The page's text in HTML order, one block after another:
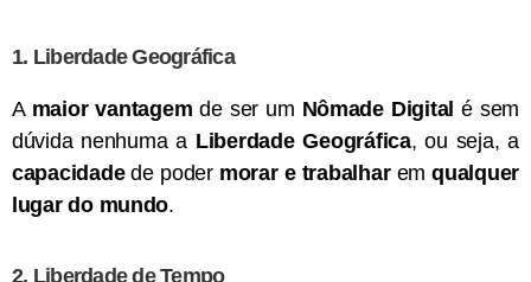
1. Liberdade Geográfica
A maior vantagem de ser um Nômade Digital é sem
dúvida nenhuma a Liberdade Geográfica, ou seja, a
capacidadede poder morar e trabalhar emqualquer
lugar do mundo.
2. Liberdade de Tempo